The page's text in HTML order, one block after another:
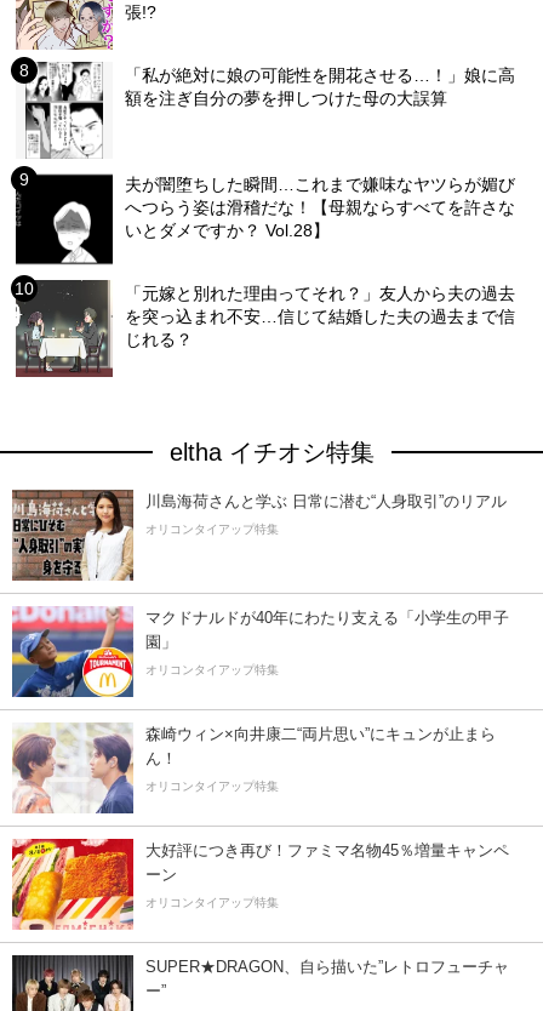
張!?
「私が絶対に娘の可能性を開花させる…！」娘に高
額を注ぎ自分の夢を押しつけた母の大誤算
夫が闇堕ちした瞬間…これまで嫌味なヤツらが媚び
へつらう姿は滑稽だな！【母親ならすべてを許さな
いとダメですか？ Vol.28】
「元嫁と別れた理由ってそれ？」友人から夫の過去
を突っ込まれ不安…信じて結婚した夫の過去まで信
じれる？
eltha イチオシ特集
川島海荷さんと学ぶ 日常に潜む“人身取引”のリアル
オリコンタイアップ特集
マクドナルドが40年にわたり支える「小学生の甲子
園」
オリコンタイアップ特集
森崎ウィン×向井康二“両片思い”にキュンが止まら
ん！
オリコンタイアップ特集
大好評につき再び！ファミマ名物45％増量キャンペ
ーン
オリコンタイアップ特集
SUPER★DRAGON、自ら描いた”レトロフューチャ
ー”